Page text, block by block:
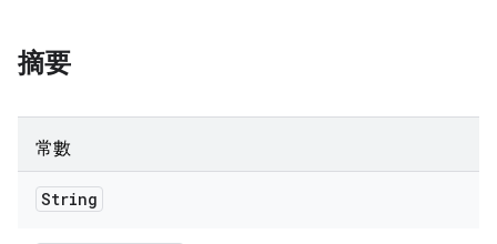
摘要
常數
String